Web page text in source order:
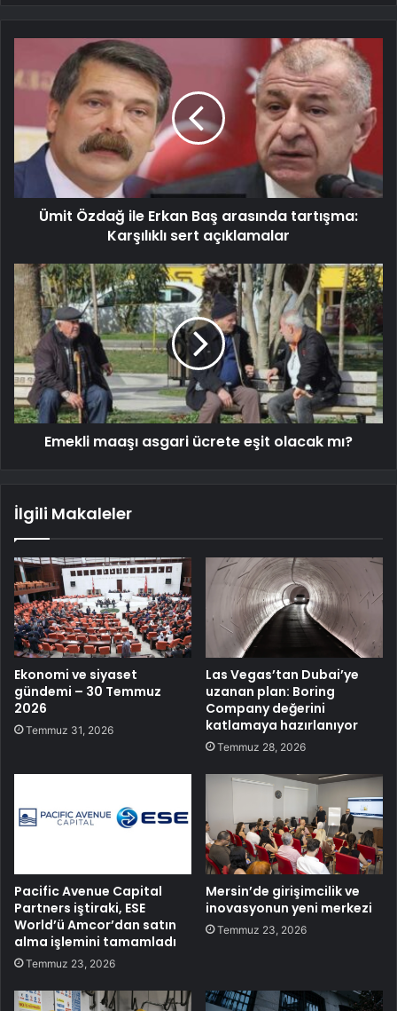
Ümit Özdağ ile Erkan Baş arasında tartışma:
Karşılıklı sert açıklamalar
Emekli maaşı asgari ücrete eşit olacak mı?
İlgili Makaleler
Ekonomi ve siyaset
gündemi – 30 Temmuz
2026
Temmuz 31, 2026
Las Vegas’tan Dubai’ye
uzanan plan: Boring
Company değerini
katlamaya hazırlanıyor
Temmuz 28, 2026
Pacific Avenue Capital
Partners iştiraki, ESE
World’ü Amcor’dan satın
alma işlemini tamamladı
Temmuz 23, 2026
Mersin’de girişimcilik ve
inovasyonun yeni merkezi
Temmuz 23, 2026